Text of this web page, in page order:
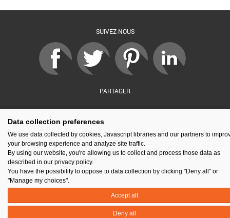
SUIVEZ-NOUS
PARTAGER
Financé par :
Espace presse Kit de communication
Newsletter
Gestion des cookies
Data collection preferences
We use data collected by cookies, Javascript libraries and our partners to
your browsing experience and analyze site traffic.
By using our website, you're allowing us to collect and process those data as
described in our privacy policy.
You have the possibility to oppose to data collection by clicking "Deny all" or
"Manage my choices".
Accept all
Deny all